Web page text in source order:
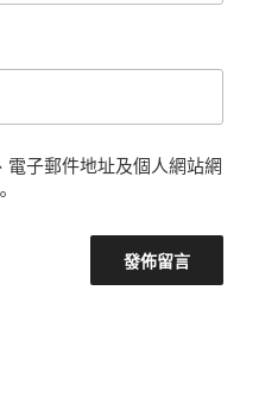
電子郵件地址及個人網站網